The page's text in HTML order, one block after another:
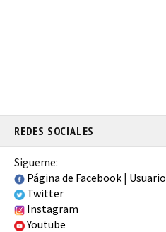
REDES SOCIALES
Sigueme:
Página de Facebook | Usuario
Twitter
Instagram
Youtube